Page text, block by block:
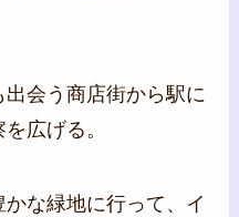
会う商店街から駅に
広げる。
な緑地に行って、イ